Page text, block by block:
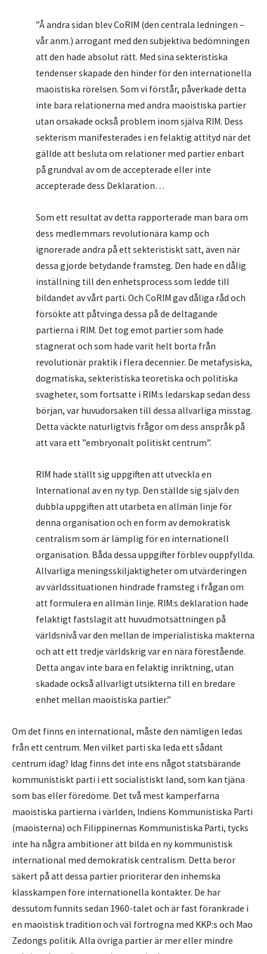
”Å andra sidan blev CoRIM (den centrala ledningen –
vår anm.) arrogant med den subjektiva bedömningen
att den hade absolut rätt. Med sina sekteristiska
tendenser skapade den hinder för den internationella
maoistiska rörelsen. Som vi förstår, påverkade detta
inte bara relationerna med andra maoistiska partier
utan orsakade också problem inom själva RIM. Dess
sekterism manifesterades i en felaktig attityd när det
gällde att besluta om relationer med partier enbart
på grundval av om de accepterade eller inte
accepterade dess Deklaration…
Som ett resultat av detta rapporterade man bara om
dess medlemmars revolutionära kamp och
ignorerade andra på ett sekteristiskt sätt, även när
dessa gjorde betydande framsteg. Den hade en dålig
inställning till den enhetsprocess som ledde till
bildandet av vårt parti. Och CoRIM gav dåliga råd och
försökte att påtvinga dessa på de deltagande
partierna i RIM. Det tog emot partier som hade
stagnerat och som hade varit helt borta från
revolutionär praktik i flera decennier. De metafysiska,
dogmatiska, sekteristiska teoretiska och politiska
svagheter, som fortsatte i RIM:s ledarskap sedan dess
början, var huvudorsaken till dessa allvarliga misstag.
Detta väckte naturligtvis frågor om dess anspråk på
att vara ett ”embryonalt politiskt centrum”.
RIM hade ställt sig uppgiften att utveckla en
International av en ny typ. Den ställde sig själv den
dubbla uppgiften att utarbeta en allmän linje för
denna organisation och en form av demokratisk
centralism som är lämplig för en internationell
organisation. Båda dessa uppgifter förblev ouppfyllda.
Allvarliga meningsskiljaktigheter om utvärderingen
av världssituationen hindrade framsteg i frågan om
att formulera en allmän linje. RIM:s deklaration hade
felaktigt fastslagit att huvudmotsättningen på
världsnivå var den mellan de imperialistiska makterna
och att ett tredje världskrig var en nära förestående.
Detta angav inte bara en felaktig inriktning, utan
skadade också allvarligt utsikterna till en bredare
enhet mellan maoistiska partier.”
Om det finns en international, måste den nämligen ledas
från ett centrum. Men vilket parti ska leda ett sådant
centrum idag? Idag finns det inte ens något statsbärande
kommunistiskt parti i ett socialistiskt land, som kan tjäna
som bas eller föredöme. Det två mest kamperfarna
maoistiska partierna i världen, Indiens Kommunistiska Parti
(maoisterna) och Filippinernas Kommunistiska Parti, tycks
inte ha några ambitioner att bilda en ny kommunistisk
international med demokratisk centralism. Detta beror
säkert på att dessa partier prioriterar den inhemska
klasskampen före internationella kontakter. De har
dessutom funnits sedan 1960-talet och är fast förankrade i
en maoistisk tradition och väl förtrogna med KKP:s och Mao
Zedongs politik. Alla övriga partier är mer eller mindre